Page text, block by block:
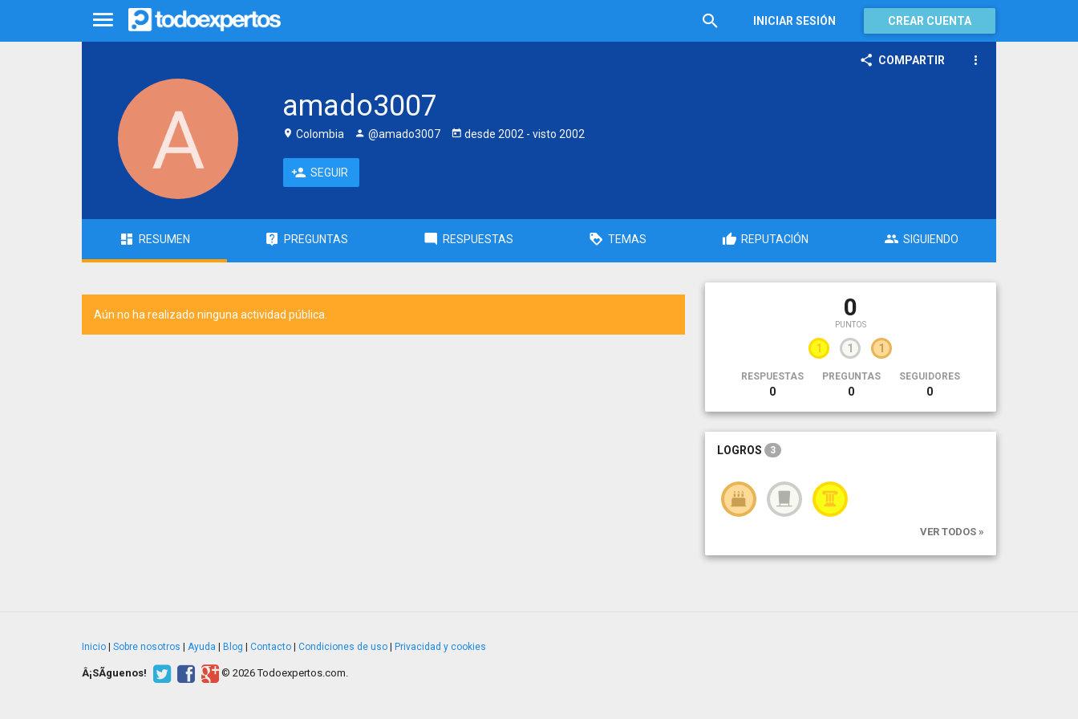
INICIAR SESIÓN CREAR CUENTA
COMPARTIR
amado3007
Colombia @amado3007 desde 2002 - visto 2002
SEGUIR
RESUMEN PREGUNTAS RESPUESTAS TEMAS REPUTACIÓN SIGUIENDO
Aún no ha realizado ninguna actividad pública. 0
PUNTOS
1 1 1
RESPUESTAS
0
PREGUNTAS
0
SEGUIDORES
0
LOGROS 3
VER TODOS »
Inicio Sobre nosotros Ayuda Blog Contacto Condiciones de uso Privacidad y cookies
Â¡SÃ­guenos! © 2026 Todoexpertos.com.